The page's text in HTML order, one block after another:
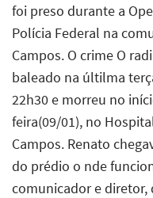
foi preso durante a
Polícia Federal na
Campos. O crime O
baleado na últilma
22h30 e morreu no
feira(09/01), no
Campos. Renato
do prédio o nde
comunicador e diretor,